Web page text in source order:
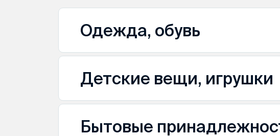
Одежда, обувь
Детские вещи, игрушки
Бытовые